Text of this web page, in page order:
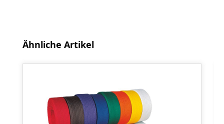
Produktgalerie überspringen
Ähnliche Artikel